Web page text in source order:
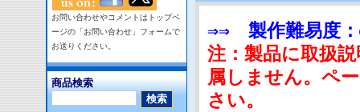
お問い合わせやコメントはトップペ
ージの「お問い合わせ」フォームで
お送りください。
商品検索
⇒⇒ 製作難易度：
注：製品に取扱
属しません。ペ
さい。